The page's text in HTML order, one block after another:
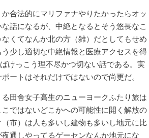
合法的にマリファナやりたかったらオッ
話になるが、中絶となるとそう悠長なこ
くてなんか北の方（雑）だとしてもせめ
少し適切な中絶情報と医療アクセスを得
けっこう理不尽かつ切ない話である。実
ートはそれだけではないので尚更だ。
田舎女子高生のニューヨークふたり旅は
ではないどこかへの可能性に開く解放の
市）は人も多いし建物も多いし地元に比
通しやってるゲーセンなんか地元にな